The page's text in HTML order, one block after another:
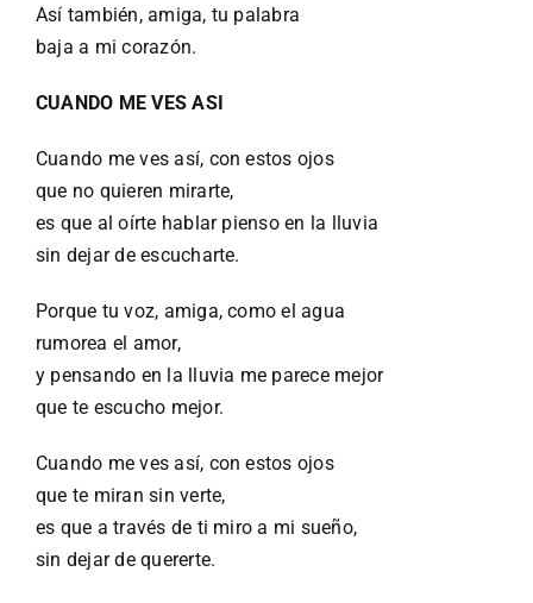
Así también, amiga, tu palabra
baja a mi corazón.
CUANDO ME VES ASI
Cuando me ves así, con estos ojos
que no quieren mirarte,
es que al oírte hablar pienso en la lluvia
sin dejar de escucharte.
Porque tu voz, amiga, como el agua
rumorea el amor,
y pensando en la lluvia me parece mejor
que te escucho mejor.
Cuando me ves así, con estos ojos
que te miran sin verte,
es que a través de ti miro a mi sueño,
sin dejar de quererte.